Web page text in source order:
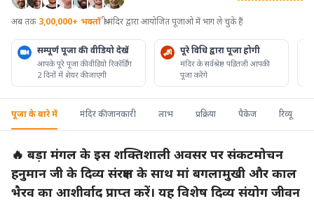
अब तक 3,00,000+ भक्तों श्री मंदिर द्वारा आयोजित पूजाओ में भाग ले चुके हैं
सम्पूर्ण पूजा की वीडियो देखें
आपके पूरे पूजा की वीडियो रिकॉर्डिंग
2 दिनों में शेयर की जाएगी
पूरे विधि द्वारा पूजा होगी
मंदिर के सर्वश्रेष्ठ पंडितजी आपकी
पूजा करेंगे
पूजा के बारे में मंदिर की जानकारी लाभ प्रक्रिया पैकेज रिव्यू
🔥 बड़ा मंगल के इस शक्तिशाली अवसर पर संकटमोचन
हनुमान जी के दिव्य संरक्षण के साथ मां बगलामुखी और काल
भैरव का आशीर्वाद प्राप्त करें। यह विशेष दिव्य संयोग जीवन